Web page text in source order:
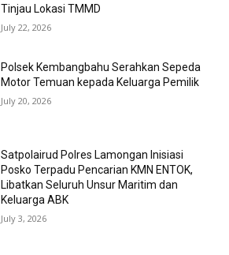
Tinjau Lokasi TMMD
July 22, 2026
Polsek Kembangbahu Serahkan Sepeda
Motor Temuan kepada Keluarga Pemilik
July 20, 2026
Satpolairud Polres Lamongan Inisiasi
Posko Terpadu Pencarian KMN ENTOK,
Libatkan Seluruh Unsur Maritim dan
Keluarga ABK
July 3, 2026